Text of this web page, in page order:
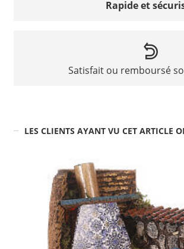
Rapide et
Satisfait ou remboursé
LES CLIENTS AYANT VU CET ARTICLE